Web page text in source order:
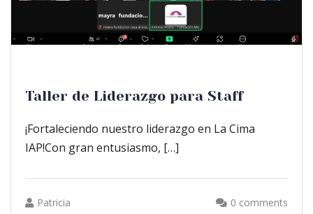
Taller de Liderazgo para Staff
¡Fortaleciendo nuestro liderazgo en La Cima
IAP!Con gran entusiasmo, […]
Patricia 0 comments